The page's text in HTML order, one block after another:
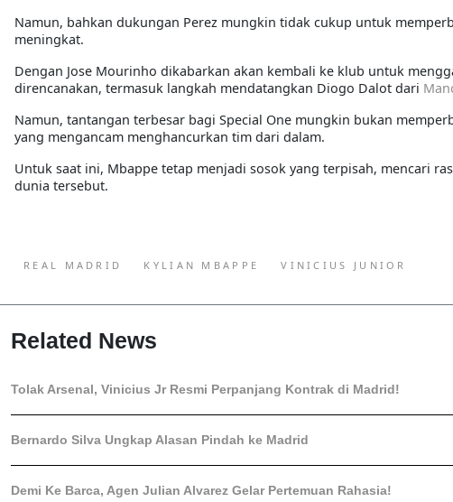
Namun, bahkan dukungan Perez mungkin tidak cukup untuk
meningkat.
Dengan Jose Mourinho dikabarkan akan kembali ke klub untuk
direncanakan, termasuk langkah mendatangkan Diogo Dalot dari
Namun, tantangan terbesar bagi Special One mungkin bukan
yang mengancam menghancurkan tim dari dalam.
Untuk saat ini, Mbappe tetap menjadi sosok yang terpisah, mencari
dunia tersebut.
REAL MADRID KYLIAN MBAPPE VINICIUS JUNIOR
Related News
Tolak Arsenal, Vinicius Jr Resmi Perpanjang Kontrak di Madrid!
Bernardo Silva Ungkap Alasan Pindah ke Madrid
Demi Ke Barca, Agen Julian Alvarez Gelar Pertemuan Rahasia!